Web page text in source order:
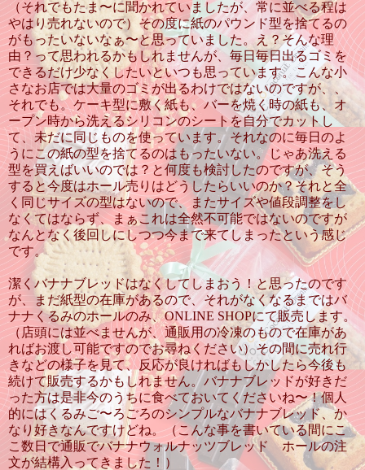
（それでもたま〜に聞かれていましたが、常に並べる程は
やはり売れないので）その度に紙のパウンド型を捨てるの
がもったいないなぁ〜と思っていました。え？そんな理
由？って思われるかもしれませんが、毎日毎日出るゴミを
できるだけ少なくしたいといつも思っています。こんな小
さなお店では大量のゴミが出るわけではないのですが、、
それでも。ケーキ型に敷く紙も、バーを焼く時の紙も、オ
ープン時から洗えるシリコンのシートを自分でカットし
て、未だに同じものを使っています。それなのに毎日のよ
うにこの紙の型を捨てるのはもったいない。じゃあ洗える
型を買えばいいのでは？と何度も検討したのですが、そう
すると今度はホール売りはどうしたらいいのか？それと全
く同じサイズの型はないので、またサイズや値段調整をし
なくてはならず、まぁこれは全然不可能ではないのですが
なんとなく後回しにしつつ今まで来てしまったという感じ
です。
潔くバナナブレッドはなくしてしまおう！と思ったのです
が、まだ紙型の在庫があるので、それがなくなるまではバ
ナナくるみのホールのみ、ONLINE SHOPにて販売します。
（店頭には並べませんが、通販用の冷凍のもので在庫があ
ればお渡し可能ですのでお尋ねください）その間に売れ行
きなどの様子を見て、反応が良ければもしかしたら今後も
続けて販売するかもしれません。バナナブレッドが好きだ
った方は是非今のうちに食べておいてくださいね〜！個人
的にはくるみご〜ろごろのシンプルなバナナブレッド、か
なり好きなんですけどね。（こんな事を書いている間にこ
こ数日で通販でバナナウォルナッツブレッド ホールの注
文が結構入ってきました！）